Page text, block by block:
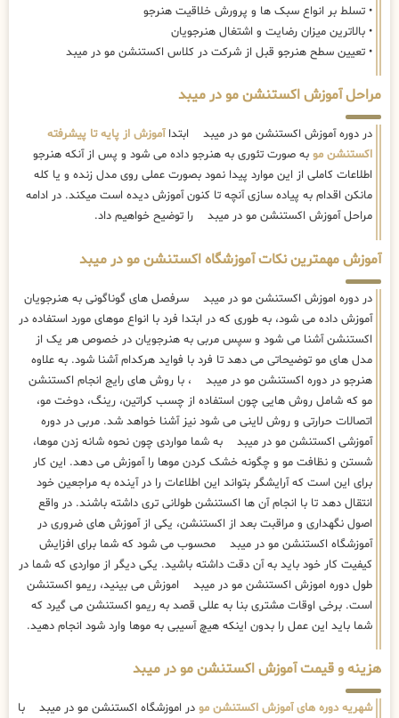
• تسلط بر انواع سبک ها و پرورش خلاقیت هنرجو
• بالاترین میزان رضایت و اشتغال هنرجویان
• تعیین سطح هنرجو قبل از شرکت در کلاس اکستنشن مو در میبد
مراحل آموزش اکستنشن مو در میبد
در دوره آموزش اکستنشن مو در میبد ابتداآموزش از پایه تا پیشرفته
اکستنشن مو به صورت تئوری به هنرجو داده می شود و پس از آنکه هنرجو
اطلاعات کاملی از این موارد پیدا نمود بصورت عملی روی مدل زنده و یا کله
مانکن اقدام به پیاده سازی آنچه تا کنون آموزش دیده است میکند. در ادامه
مراحل آموزش اکستنشن مو در میبد را توضیح خواهیم داد.
آموزش مهمترین نکات آموزشگاه اکستنشن مو در میبد
در دوره اموزش اکستنشن مو در میبد سرفصل های گوناگونی به هنرجویان
آموزش داده می شود، به طوری که در ابتدا فرد با انواع موهای مورد استفاده در
اکستنشن آشنا می شود و سپس مربی به هنرجویان در خصوص هر یک از
مدل های مو توضیحاتی می دهد تا فرد با فواید هرکدام آشنا شود. به علاوه
هنرجو در دوره اکستنشن مو در میبد ، با روش های رایج انجام اکستنشن
مو که شامل روش هایی چون استفاده از چسب کراتین، رینگ، دوخت مو،
اتصالات حرارتی و روش لاینی می شود نیز آشنا خواهد شد. مربی در دوره
آموزشی اکستنشن مو در میبد به شما مواردی چون نحوه شانه زدن موها،
شستن و نظافت مو و چگونه خشک کردن موها را آموزش می دهد. این کار
برای این است که آرایشگر بتواند این اطلاعات را در آینده به مراجعین خود
انتقال دهد تا با انجام آن ها اکستنشن طولانی تری داشته باشند. در واقع
اصول نگهداری و مراقبت بعد از اکستنشن، یکی از آموزش های ضروری در
آموزشگاه اکستنشن مو در میبد محسوب می شود که شما برای افزایش
کیفیت کار خود باید به آن دقت داشته باشید. یکی دیگر از مواردی که شما در
طول دوره اموزش اکستنشن مو در میبد اموزش می بینید، ریمو اکستنشن
است. برخی اوقات مشتری بنا به عللی قصد به ریمو اکستنشن می گیرد که
شما باید این عمل را بدون اینکه هیچ آسیبی به موها وارد شود انجام دهید.
هزینه و قیمت آموزش اکستنشن مو در میبد
شهریه دوره های آموزش اکستنشن مو در اموزشگاه اکستنشن مو در میبد با